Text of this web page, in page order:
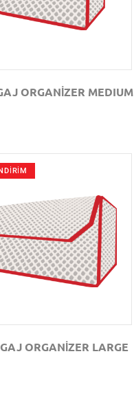
ORGANİZER MEDIUM
GÖZAT
ORGANİZER LARGE